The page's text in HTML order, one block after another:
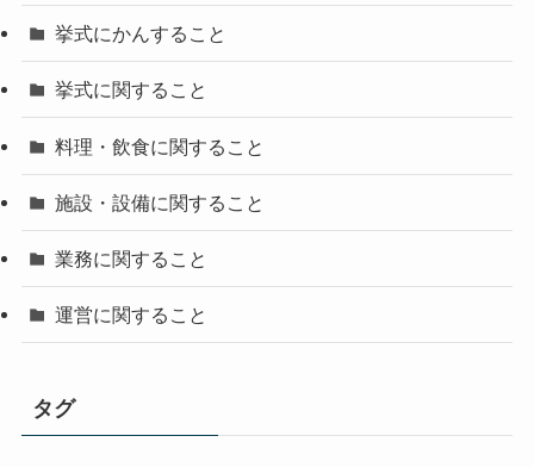
挙式にかんすること
挙式に関すること
料理・飲食に関すること
施設・設備に関すること
業務に関すること
運営に関すること
タグ